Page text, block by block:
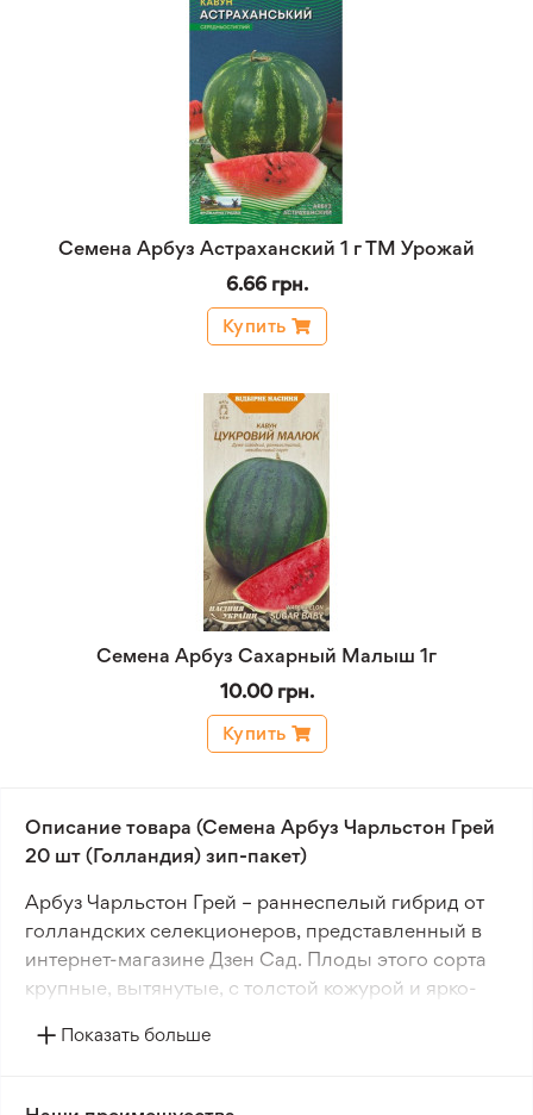
Семена Арбуз Астраханский 1 г ТМ Урожай
6.66 грн.
Купить
Семена Арбуз Сахарный Малыш 1г
10.00 грн.
Купить
Описание товара (Семена Арбуз Чарльстон Грей
20 шт (Голландия) зип-пакет)
Арбуз Чарльстон Грей – раннеспелый гибрид от
голландских селекционеров, представленный в
интернет-магазине Дзен Сад. Плоды этого сорта
крупные, вытянутые, с толстой кожурой и ярко-
экземпляров достигает 12–15 кг. Растение сильное,
боковыми побегами, листья резные, а кожура
Показать больше